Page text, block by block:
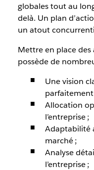
globales tout au
delà. Un plan
un atout
Mettre en place des
possède de
Une vision
Allocation
l’entreprise ;
Adaptabilité
marché ;
Analyse
l’entreprise ;